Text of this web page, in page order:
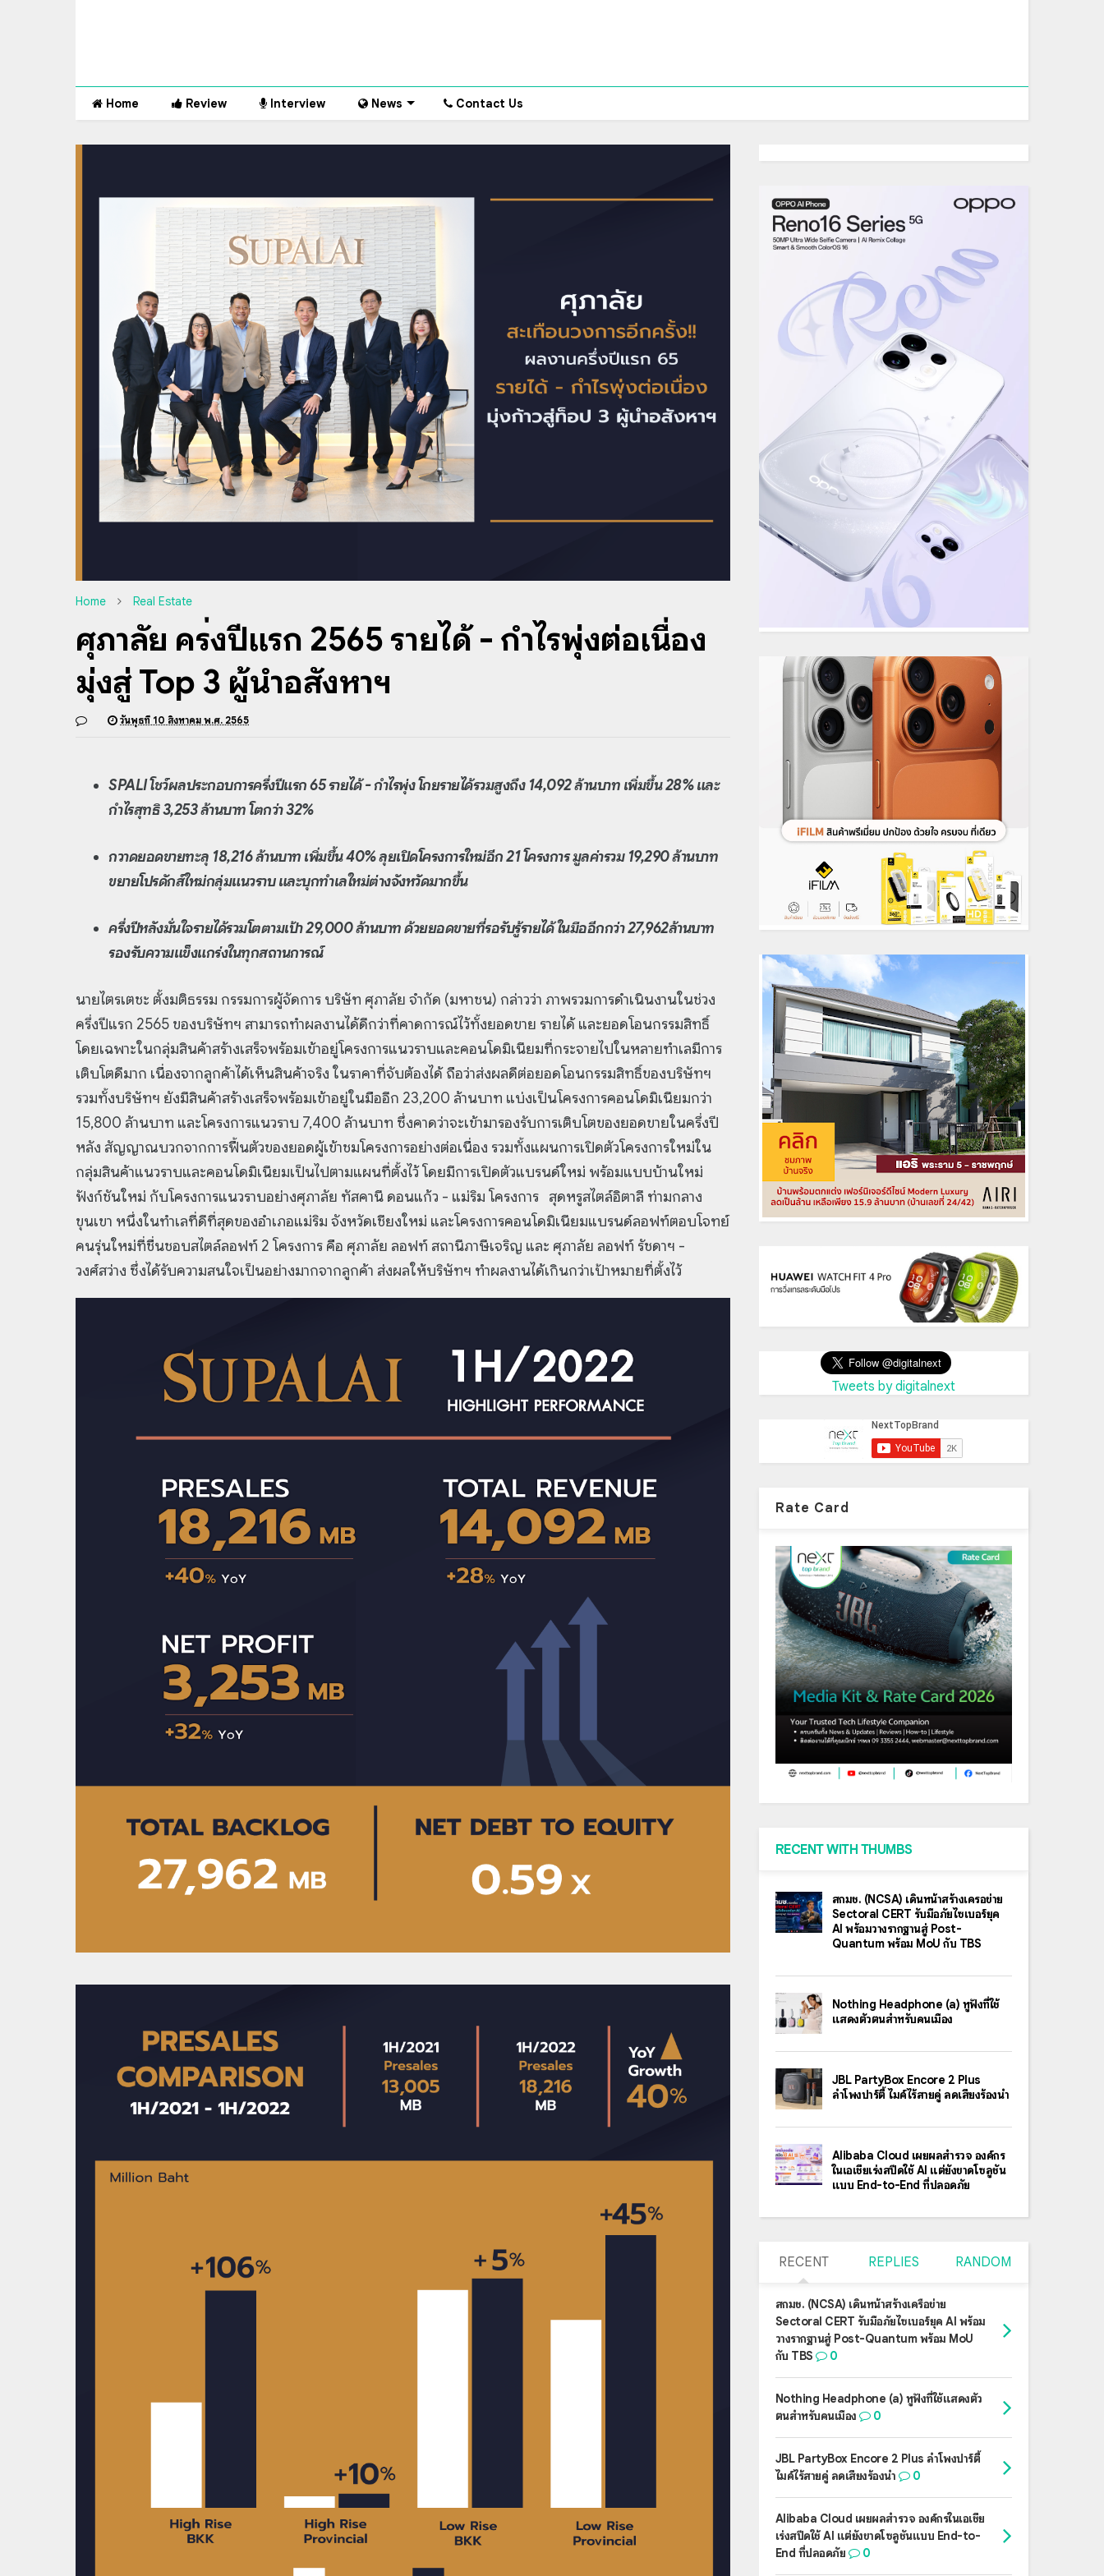
Home Review Interview News Contact Us
Home Real Estate
ศุภาลัย ครึ่งปีแรก 2565 รายได้ - กำไรพุ่งต่อเนื่อง
มุ่งสู่ Top 3 ผู้นำอสังหาฯ
วันพุธที่ 10 สิงหาคม พ.ศ. 2565
SPALI โชว์ผลประกอบการครึ่งปีแรก 65 รายได้ - กำไรพุ่ง โกยรายได้รวมสูงถึง 14,092 ล้านบาท เพิ่มขึ้น 28% และ
กำไรสุทธิ 3,253 ล้านบาท โตกว่า 32%
กวาดยอดขายทะลุ 18,216 ล้านบาท เพิ่มขึ้น 40% ลุยเปิดโครงการใหม่อีก 21 โครงการ มูลค่ารวม 19,290 ล้านบาท
ขยายโปรดักส์ใหม่กลุ่มแนวราบ และบุกทำเลใหม่ต่างจังหวัดมากขึ้น
ครึ่งปีหลังมั่นใจรายได้รวมโตตามเป้า 29,000 ล้านบาท ด้วยยอดขายที่รอรับรู้รายได้ ในมืออีกกว่า 27,962ล้านบาท
รองรับความแข็งแกร่งในทุกสถานการณ์
นายไตรเตชะ ตั้งมติธรรม กรรมการผู้จัดการ บริษัท ศุภาลัย จำกัด (มหาชน) กล่าวว่า ภาพรวมการดำเนินงานในช่วง
ครึ่งปีแรก 2565 ของบริษัทฯ สามารถทำผลงานได้ดีกว่าที่คาดการณ์ไว้ทั้งยอดขาย รายได้ และยอดโอนกรรมสิทธิ์
โดยเฉพาะในกลุ่มสินค้าสร้างเสร็จพร้อมเข้าอยู่โครงการแนวราบและคอนโดมิเนียมที่กระจายไปในหลายทำเลมีการ
เติบโตดีมาก เนื่องจากลูกค้าได้เห็นสินค้าจริง ในราคาที่จับต้องได้ ถือว่าส่งผลดีต่อยอดโอนกรรมสิทธิ์ของบริษัทฯ
รวมทั้งบริษัทฯ ยังมีสินค้าสร้างเสร็จพร้อมเข้าอยู่ในมืออีก 23,200 ล้านบาท แบ่งเป็นโครงการคอนโดมิเนียมกว่า
15,800 ล้านบาท และโครงการแนวราบ 7,400 ล้านบาท ซึ่งคาดว่าจะเข้ามารองรับการเติบโตของยอดขายในครึ่งปี
หลัง สัญญาณบวกจากการฟื้นตัวของยอดผู้เข้าชมโครงการอย่างต่อเนื่อง รวมทั้งแผนการเปิดตัวโครงการใหม่ใน
กลุ่มสินค้าแนวราบและคอนโดมิเนียมเป็นไปตามแผนที่ตั้งไว้ โดยมีการเปิดตัวแบรนด์ใหม่ พร้อมแบบบ้านใหม่
ฟังก์ชันใหม่ กับโครงการแนวราบอย่างศุภาลัย ทัสคานี ดอนแก้ว - แม่ริม โครงการ สุดหรูสไตล์อิตาลี ท่ามกลาง
ขุนเขา หนึ่งในทำเลที่ดีที่สุดของอำเภอแม่ริม จังหวัดเชียงใหม่ และโครงการคอนโดมิเนียมแบรนด์ลอฟท์ตอบโจทย์
คนรุ่นใหม่ที่ชื่นชอบสไตล์ลอฟท์ 2 โครงการ คือ ศุภาลัย ลอฟท์ สถานีภาษีเจริญ และ ศุภาลัย ลอฟท์ รัชดาฯ -
วงศ์สว่าง ซึ่งได้รับความสนใจเป็นอย่างมากจากลูกค้า ส่งผลให้บริษัทฯ ทำผลงานได้เกินกว่าเป้าหมายที่ตั้งไว้
Tweets by digitalnext
Rate Card
RECENT WITH THUMBS
สกมช. (NCSA) เดินหน้าสร้างเครือข่าย
Sectoral CERT รับมือภัยไซเบอร์ยุค
AI พร้อมวางรากฐานสู่ Post-
Quantum พร้อม MoU กับ TBS
Nothing Headphone (a) หูฟังที่ใช้
แสดงตัวตนสำหรับคนเมือง
JBL PartyBox Encore 2 Plus
ลำโพงปาร์ตี้ ไมค์ไร้สายคู่ ลดเสียงร้องนำ
Alibaba Cloud เผยผลสำรวจ องค์กร
ในเอเชียเร่งสปีดใช้ AI แต่ยังขาดโซลูชัน
แบบ End-to-End ที่ปลอดภัย
RECENT REPLIES RANDOM
สกมช. (NCSA) เดินหน้าสร้างเครือข่าย
Sectoral CERT รับมือภัยไซเบอร์ยุค AI พร้อม
วางรากฐานสู่ Post-Quantum พร้อม MoU
กับ TBS
0
Nothing Headphone (a) หูฟังที่ใช้แสดงตัว
ตนสำหรับคนเมือง
0
JBL PartyBox Encore 2 Plus ลำโพงปาร์ตี้
ไมค์ไร้สายคู่ ลดเสียงร้องนำ
0
Alibaba Cloud เผยผลสำรวจ องค์กรในเอเชีย
เร่งสปีดใช้ AI แต่ยังขาดโซลูชันแบบ End-to-
End ที่ปลอดภัย
0